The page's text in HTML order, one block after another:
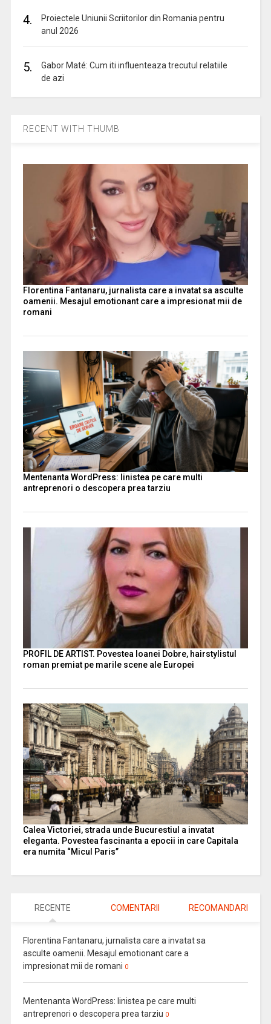
4.
Proiectele Uniunii Scriitorilor din Romania pentru
anul 2026
5.
Gabor Maté: Cum iti influenteaza trecutul relatiile
de azi
RECENT WITH THUMB
Florentina Fantanaru, jurnalista care a invatat sa asculte
oamenii. Mesajul emotionant care a impresionat mii de
romani
Mentenanta WordPress: linistea pe care multi
antreprenori o descopera prea tarziu
PROFIL DE ARTIST. Povestea Ioanei Dobre, hairstylistul
roman premiat pe marile scene ale Europei
Calea Victoriei, strada unde Bucurestiul a invatat
eleganta. Povestea fascinanta a epocii in care Capitala
era numita “Micul Paris”
RECENTE COMENTARII RECOMANDARI
Florentina Fantanaru, jurnalista care a invatat sa
asculte oamenii. Mesajul emotionant care a
impresionat mii de romani 0
Mentenanta WordPress: linistea pe care multi
antreprenori o descopera prea tarziu 0